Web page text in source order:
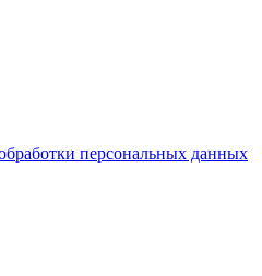
персональных данных